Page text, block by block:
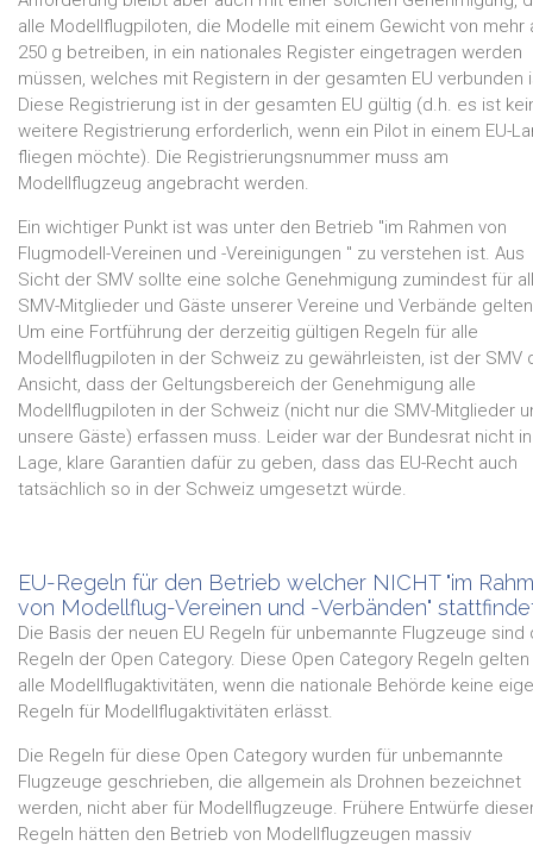
alle Modellflugpiloten, die Modelle mit einem Gewicht von mehr
250 g betreiben, in ein nationales Register eingetragen werden
müssen, welches mit Registern in der gesamten EU verbunden
Diese Registrierung ist in der gesamten EU gültig (d.h. es ist
weitere Registrierung erforderlich, wenn ein Pilot in einem EU-
fliegen möchte). Die Registrierungsnummer muss am
Modellflugzeug angebracht werden.
Ein wichtiger Punkt ist was unter den Betrieb "im Rahmen von
Flugmodell-Vereinen und -Vereinigungen " zu verstehen ist. Aus
Sicht der SMV sollte eine solche Genehmigung zumindest für
SMV-Mitglieder und Gäste unserer Vereine und Verbände
Um eine Fortführung der derzeitig gültigen Regeln für alle
Modellflugpiloten in der Schweiz zu gewährleisten, ist der SMV
Ansicht, dass der Geltungsbereich der Genehmigung alle
Modellflugpiloten in der Schweiz (nicht nur die SMV-Mitglieder
unsere Gäste) erfassen muss. Leider war der Bundesrat nicht
Lage, klare Garantien dafür zu geben, dass das EU-Recht auch
tatsächlich so in der Schweiz umgesetzt würde.
EU-Regeln für den Betrieb welcher NICHT "im
von Modellflug-Vereinen und -Verbänden"
Die Basis der neuen EU Regeln für unbemannte Flugzeuge sind
Regeln der Open Category. Diese Open Category Regeln
alle Modellflugaktivitäten, wenn die nationale Behörde keine
Regeln für Modellflugaktivitäten erlässt.
Die Regeln für diese Open Category wurden für unbemannte
Flugzeuge geschrieben, die allgemein als Drohnen bezeichnet
werden, nicht aber für Modellflugzeuge. Frühere Entwürfe
Regeln hätten den Betrieb von Modellflugzeugen massiv